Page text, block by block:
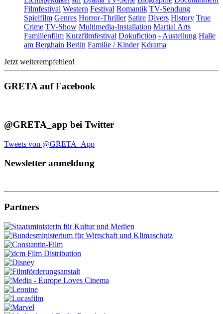
Filmfestival Western Festival Romantik TV-Sendung
Spielfilm Genres Horror-Thriller Satire Divers History True
Crime TV-Show Multimedia-Installation Martial Arts
Familienfilm Kurzfilmfestival Dokufiction - Austellung Halle
am Berghain Berlin Familie / Kinder Kdrama
Jetzt weiterempfehlen!
GRETA auf Facebook
@GRETA_app bei Twitter
Tweets von @GRETA_App
Newsletter anmeldung
Partners